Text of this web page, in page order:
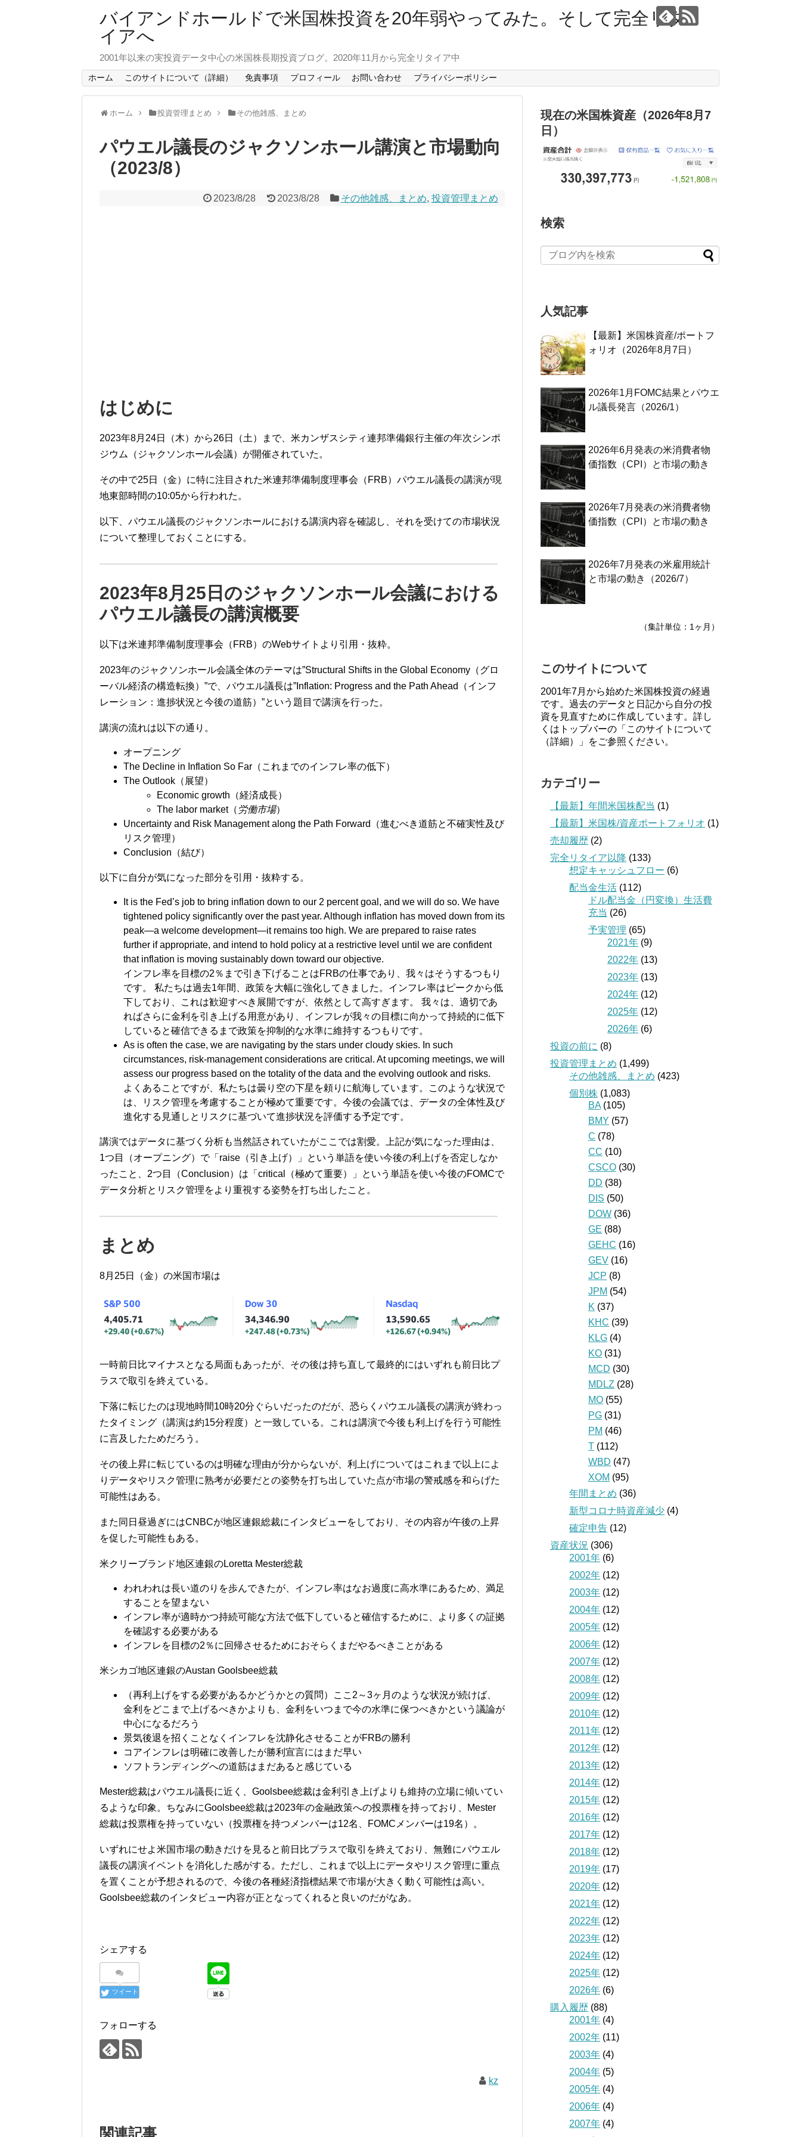
バイアンドホールドで米国株投資を20年弱やってみた。そして完全リタ
イアへ
2001年以来の実投資データ中心の米国株長期投資ブログ。2020年11月から完全リタイア中
ホーム このサイトについて（詳細） 免責事項 プロフィール お問い合わせ プライバシーポリシー
ホーム 投資管理まとめ その他雑感、まとめ
パウエル議長のジャクソンホール講演と市場動向
（2023/8）
2023/8/28 2023/8/28 その他雑感、まとめ, 投資管理まとめ
はじめに
2023年8月24日（木）から26日（土）まで、米カンザスシティ連邦準備銀行主催の年次シンポ
ジウム（ジャクソンホール会議）が開催されていた。
その中で25日（金）に特に注目された米連邦準備制度理事会（FRB）パウエル議長の講演が現
地東部時間の10:05から行われた。
以下、パウエル議長のジャクソンホールにおける講演内容を確認し、それを受けての市場状況
について整理しておくことにする。
2023年8月25日のジャクソンホール会議における
パウエル議長の講演概要
以下は米連邦準備制度理事会（FRB）のWebサイトより引用・抜粋。
2023年のジャクソンホール会議全体のテーマは”Structural Shifts in the Global Economy（グロ
ーバル経済の構造転換）”で、パウエル議長は”Inflation: Progress and the Path Ahead（インフ
レーション：進捗状況と今後の道筋）”という題目で講演を行った。
講演の流れは以下の通り。
オープニング
The Decline in Inflation So Far（これまでのインフレ率の低下）
The Outlook（展望）
Economic growth（経済成長）
The labor market（ 労働市場）
Uncertainty and Risk Management along the Path Forward（進むべき道筋と不確実性及び
リスク管理）
Conclusion（結び）
以下に自分が気になった部分を引用・抜粋する。
It is the Fed’s job to bring inflation down to our 2 percent goal, and we will do so. We have
tightened policy significantly over the past year. Although inflation has moved down from its
peak—a welcome development—it remains too high. We are prepared to raise rates
further if appropriate, and intend to hold policy at a restrictive level until we are confident
that inflation is moving sustainably down toward our objective.
インフレ率を目標の2％まで引き下げることはFRBの仕事であり、我々はそうするつもり
です。 私たちは過去1年間、政策を大幅に強化してきました。インフレ率はピークから低
下しており、これは歓迎すべき展開ですが、依然として高すぎます。 我々は、適切であ
ればさらに金利を引き上げる用意があり、インフレが我々の目標に向かって持続的に低下
していると確信できるまで政策を抑制的な水準に維持するつもりです。
As is often the case, we are navigating by the stars under cloudy skies. In such
circumstances, risk-management considerations are critical. At upcoming meetings, we will
assess our progress based on the totality of the data and the evolving outlook and risks.
よくあることですが、私たちは曇り空の下星を頼りに航海しています。このような状況で
は、リスク管理を考慮することが極めて重要です。今後の会議では、データの全体性及び
進化する見通しとリスクに基づいて進捗状況を評価する予定です。
講演ではデータに基づく分析も当然話されていたがここでは割愛。上記が気になった理由は、
1つ目（オープニング）で「raise（引き上げ）」という単語を使い今後の利上げを否定しなか
ったこと、2つ目（Conclusion）は「critical（極めて重要）」という単語を使い今後のFOMCで
データ分析とリスク管理をより重視する姿勢を打ち出したこと。
まとめ
8月25日（金）の米国市場は
一時前日比マイナスとなる局面もあったが、その後は持ち直して最終的にはいずれも前日比プ
ラスで取引を終えている。
下落に転じたのは現地時間10時20分ぐらいだったのだが、恐らくパウエル議長の講演が終わっ
たタイミング（講演は約15分程度）と一致している。これは講演で今後も利上げを行う可能性
に言及したためだろう。
その後上昇に転じているのは明確な理由が分からないが、利上げについてはこれまで以上によ
りデータやリスク管理に熟考が必要だとの姿勢を打ち出していた点が市場の警戒感を和らげた
可能性はある。
また同日昼過ぎにはCNBCが地区連銀総裁にインタビューをしており、その内容が午後の上昇
を促した可能性もある。
米クリーブランド地区連銀のLoretta Mester総裁
われわれは長い道のりを歩んできたが、インフレ率はなお過度に高水準にあるため、満足
することを望まない
インフレ率が適時かつ持続可能な方法で低下していると確信するために、より多くの証拠
を確認する必要がある
インフレを目標の2％に回帰させるためにおそらくまだやるべきことがある
米シカゴ地区連銀のAustan Goolsbee総裁
（再利上げをする必要があるかどうかとの質問）ここ2～3ヶ月のような状況が続けば、
金利をどこまで上げるべきかよりも、金利をいつまで今の水準に保つべきかという議論が
中心になるだろう
景気後退を招くことなくインフレを沈静化させることがFRBの勝利
コアインフレは明確に改善したが勝利宣言にはまだ早い
ソフトランディングへの道筋はまだあると感じている
Mester総裁はパウエル議長に近く、Goolsbee総裁は金利引き上げよりも維持の立場に傾いてい
るような印象。ちなみにGoolsbee総裁は2023年の金融政策への投票権を持っており、Mester
総裁は投票権を持っていない（投票権を持つメンバーは12名、FOMCメンバーは19名）。
いずれにせよ米国市場の動きだけを見ると前日比プラスで取引を終えており、無難にパウエル
議長の講演イベントを消化した感がする。ただし、これまで以上にデータやリスク管理に重点
を置くことが予想されるので、今後の各種経済指標結果で市場が大きく動く可能性は高い。
Goolsbee総裁のインタビュー内容が正となってくれると良いのだがなあ。
シェアする
ツイート
フォローする
kz
関連記事
現在の米国株資産（2026年8月7
日）
検索
人気記事
【最新】米国株資産/ポートフ
ォリオ（2026年8月7日）
2026年1月FOMC結果とパウエ
ル議長発言（2026/1）
2026年6月発表の米消費者物
価指数（CPI）と市場の動き
2026年7月発表の米消費者物
価指数（CPI）と市場の動き
2026年7月発表の米雇用統計
と市場の動き（2026/7）
（集計単位：1ヶ月）
このサイトについて
2001年7月から始めた米国株投資の経過
です。過去のデータと日記から自分の投
資を見直すために作成しています。詳し
くはトップバーの「このサイトについて
（詳細）」をご参照ください。
カテゴリー
【最新】年間米国株配当 (1)
【最新】米国株/資産ポートフォリオ (1)
売却履歴 (2)
完全リタイア以降 (133)
想定キャッシュフロー (6)
配当金生活 (112)
ドル配当金（円変換）生活費
充当 (26)
予実管理 (65)
2021年 (9)
2022年 (13)
2023年 (13)
2024年 (12)
2025年 (12)
2026年 (6)
投資の前に (8)
投資管理まとめ (1,499)
その他雑感、まとめ (423)
個別株 (1,083)
BA (105)
BMY (57)
C (78)
CC (10)
CSCO (30)
DD (38)
DIS (50)
DOW (36)
GE (88)
GEHC (16)
GEV (16)
JCP (8)
JPM (54)
K (37)
KHC (39)
KLG (4)
KO (31)
MCD (30)
MDLZ (28)
MO (55)
PG (31)
PM (46)
T (112)
WBD (47)
XOM (95)
年間まとめ (36)
新型コロナ時資産減少 (4)
確定申告 (12)
資産状況 (306)
2001年 (6)
2002年 (12)
2003年 (12)
2004年 (12)
2005年 (12)
2006年 (12)
2007年 (12)
2008年 (12)
2009年 (12)
2010年 (12)
2011年 (12)
2012年 (12)
2013年 (12)
2014年 (12)
2015年 (12)
2016年 (12)
2017年 (12)
2018年 (12)
2019年 (17)
2020年 (12)
2021年 (12)
2022年 (12)
2023年 (12)
2024年 (12)
2025年 (12)
2026年 (6)
購入履歴 (88)
2001年 (4)
2002年 (11)
2003年 (4)
2004年 (5)
2005年 (4)
2006年 (4)
2007年 (4)